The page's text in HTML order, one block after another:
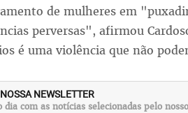
de mulheres em
perversas", afirmou
é uma violência que não
NEWSLETTER
dia com as notícias selecionadas pelo